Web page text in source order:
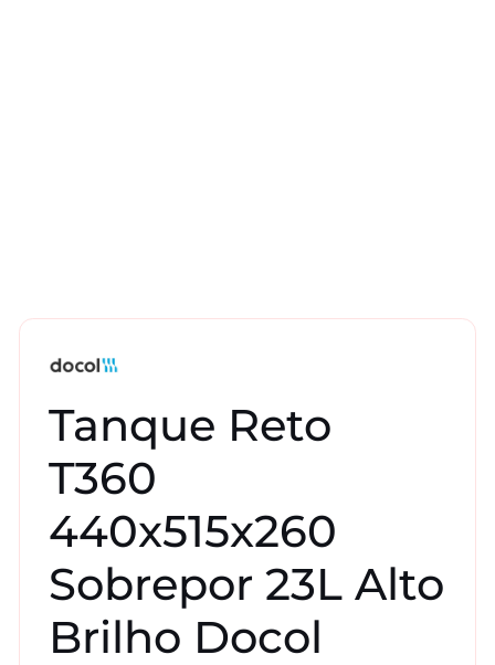
Tanque Reto
T360
440x515x260
Sobrepor 23L Alto
Brilho Docol